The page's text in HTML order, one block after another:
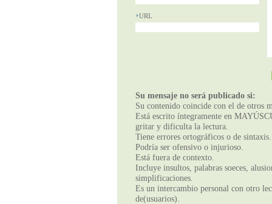
URL
Su mensaje no será publicado si:
Su contenido coincide con el de otros
Está escrito íntegramente en
gritar y dificulta la lectura.
Tiene errores ortográficos o de sintaxis.
Podría ser ofensivo o injurioso.
Está fuera de contexto.
Incluye insultos, palabras soeces,
simplificaciones.
Es un intercambio personal con otro
de(usuarios).